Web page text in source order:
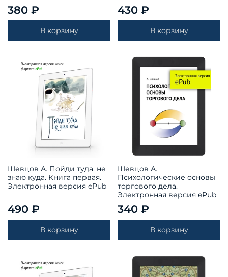
380 ₽
В корзину
430 ₽
В корзину
Шевцов А. Пойди туда, не
знаю куда. Книга первая.
Электронная версия ePub
490 ₽
В корзину
Шевцов А.
Психологические основы
торгового дела.
Электронная версия ePub
340 ₽
В корзину